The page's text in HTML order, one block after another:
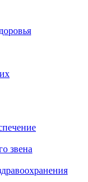
звена